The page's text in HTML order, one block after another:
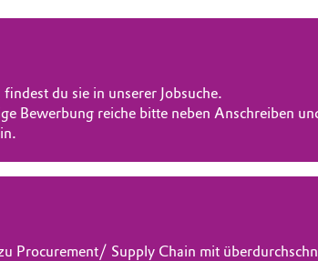
du sie in unserer Jobsuche.
Bewerbung reiche bitte neben Anschreiben
Supply Chain mit